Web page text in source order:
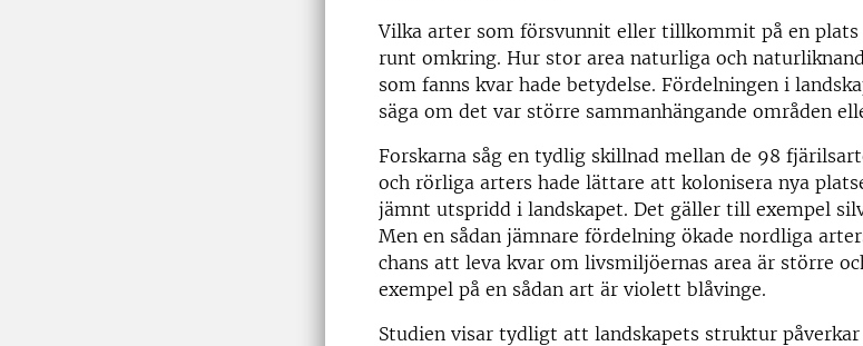
Vilka arter som försvunnit eller tillkommit på en plats
runt omkring. Hur stor area naturliga och
som fanns kvar hade betydelse. Fördelningen i
säga om det var större sammanhängande områden
Forskarna såg en tydlig skillnad mellan de 98
och rörliga arters hade lättare att kolonisera nya
jämnt utspridd i landskapet. Det gäller till exempel
Men en sådan jämnare fördelning ökade nordliga
chans att leva kvar om livsmiljöernas area är större
exempel på en sådan art är violett blåvinge.
Studien visar tydligt att landskapets struktur